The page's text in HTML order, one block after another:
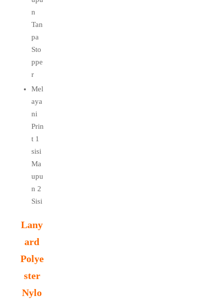
n
Tan
pa
Sto
ppe
r
Mel
aya
ni
Prin
t 1
sisi
Ma
upu
n 2
Sisi
Lany
ard
Polye
ster
Nylo